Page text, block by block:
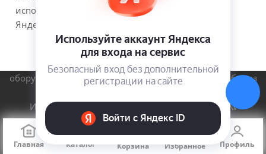
Главная Каталог Корзина Избранное Профиль
2026 © 4х4Centre - интернет-магазин внедорожного
оборудования с доставкой по России. Соверши побег из
ИП Медведев Михаил Геннадьевич ОГРНИП №
307667226300017
использовании сервисов веб-аналитики
Яндекс.Метрика.
Принимаю Подробнее